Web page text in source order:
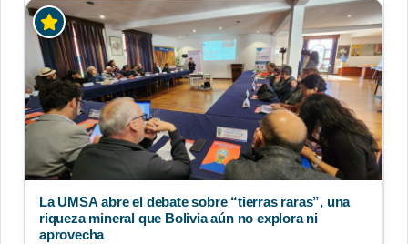
La UMSA abre el debate sobre “tierras raras”, una
riqueza mineral que Bolivia aún no explora ni
aprovecha